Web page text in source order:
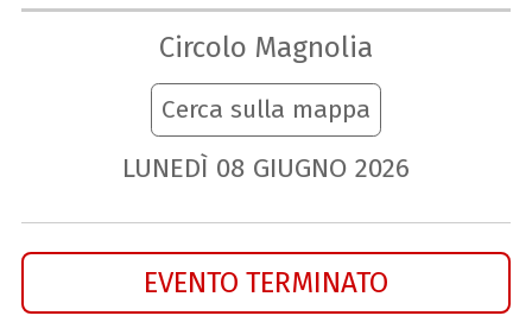
Circolo Magnolia
Cerca sulla mappa
LUNEDÌ 08 GIUGNO 2026
EVENTO TERMINATO